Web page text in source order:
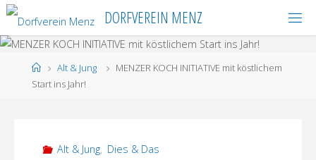
Skip
content
DORFVEREIN MENZ
HomeAlt & Jung
MENZER KOCH INITIATIVE mit köstlichem
Start ins Jahr!
Alt & Jung, Dies & Das